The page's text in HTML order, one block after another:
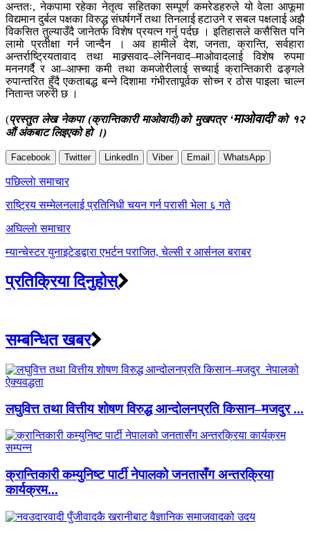
अन्ततः, नेकपामा रहेका नेतृत्व सहितका सम्पूर्ण कमरेडहरुले यो वेला आफूमा
विद्यमान दुर्बल पक्षका विरुद्ध संघर्षगर्ने तथा तिनलाई हटाउने र सबल पक्षलाई अझै
विकसित तुल्याउँदै जानेतर्फ विशेष प्रयत्न गर्नु पर्दछ । इतिहासले कसैसित पनि
लामो प्रतीक्षा गर्न जान्दैन । अव हामीले देश, जनता, क्रान्ति, सर्वहारा
अन्तर्राष्ट्रियतावाद तथा माक्र्सवाद–लेनिनवाद–माओवादलाई विशेष रुपमा
मननगर्दै र आ–आफ्ना कमी तथा कमजोरीलाई सच्याई क्रान्तिकारी ढङ्गले
रुपान्तरित हुँदै एकताबद्ध बन्ने दिशामा गंभीरतापूर्वक सोच्न र ठोस पाइला चाल्न
नितान्त जरुरी छ ।
(प्रस्तुत लेख नेकपा (क्रान्तिकारी माओवादी)को मुखपत्र ‘माओवादी’को १२
औं अंकबाट लिइएको हो ।)
Facebook Twitter LinkedIn Viber Email WhatsApp
Post
navigation
पछिल्लाे समाचार
राष्ट्रिय सम्मेलनलाई प्रतिनिधी चयन गर्न परासी भेला ६ गते
अघिल्लाे समाचार
म्यान्चेस्टर युनाइटेडद्वारा एभर्टन पराजित, चेल्सी र आर्सनल बराबर
प्रतिक्रिया दिनुहोस्
सम्बन्धित खबर
लघुवित्त तथा वित्तीय शोषण विरुद्ध आन्दोलनप्रति किसान–मजदुर ...
क्रान्तिकारी कम्युनिष्ट पार्टी नेपालको जनतासँग अन्तरक्रिया
कार्यक्रम...